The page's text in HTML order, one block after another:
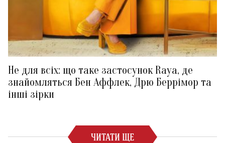
Не для всіх: що таке застосунок Raya, де
знайомляться Бен Аффлек, Дрю Беррімор та
інші зірки
ЧИТАТИ ЩЕ